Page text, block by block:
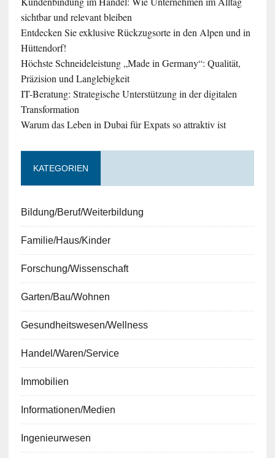
sichtbar und relevant bleiben
Entdecken Sie exklusive Rückzugsorte in den Alpen und in
Hüttendorf!
Höchste Schneideleistung „Made in Germany“: Qualität,
Präzision und Langlebigkeit
IT-Beratung: Strategische Unterstützung in der digitalen
Transformation
Warum das Leben in Dubai für Expats so attraktiv ist
KATEGORIEN
Bildung/Beruf/Weiterbildung
Familie/Haus/Kinder
Forschung/Wissenschaft
Garten/Bau/Wohnen
Gesundheitswesen/Wellness
Handel/Waren/Service
Immobilien
Informationen/Medien
Ingenieurwesen